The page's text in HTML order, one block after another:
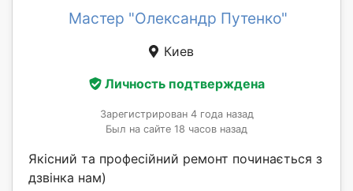
Мастер "Олександр Путенко"
Киев
Личность подтверждена
Зарегистрирован 4 года назад
Был на сайте 18 часов назад
Якісний та професійний ремонт починається з
дзвінка нам)